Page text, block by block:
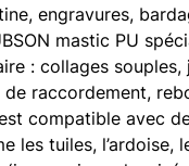
engravures,
mastic PU
: collages souples,
de raccordement,
compatible avec
les tuiles, l’ardoise,